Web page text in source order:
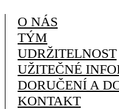
O NÁS
TÝM
UDRŽITELNOST
UŽITEČNÉ
DORUČENÍ A
KONTAKT